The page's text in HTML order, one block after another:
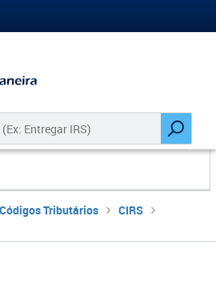
Códigos Tributários
CIRS